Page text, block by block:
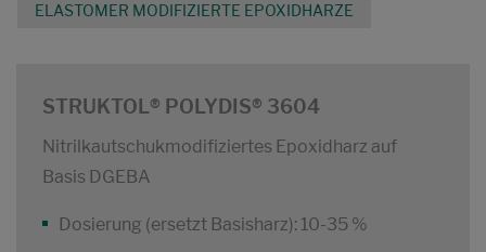
ELASTOMER MODIFIZIERTE EPOXIDHARZE
STRUKTOL® POLYDIS® 3604
Nitrilkautschukmodifiziertes Epoxidharz auf
Basis DGEBA
Dosierung (ersetzt Basisharz): 10-35 %